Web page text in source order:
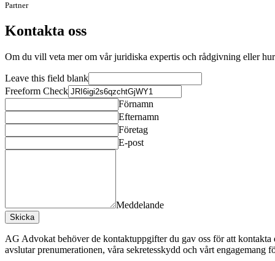
Partner
Kontakta oss
Om du vill veta mer om vår juridiska expertis och rådgivning eller
Leave this field blank
Freeform Check
Förnamn
Efternamn
Företag
E-post
Meddelande
Skicka
AG Advokat behöver de kontaktuppgifter du gav oss för att kontakta
avslutar prenumerationen, våra sekretesskydd och vårt